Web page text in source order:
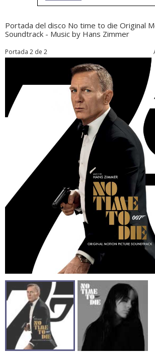
Portada del disco No time to die Original
Soundtrack - Music by Hans Zimmer
Portada 2 de 2